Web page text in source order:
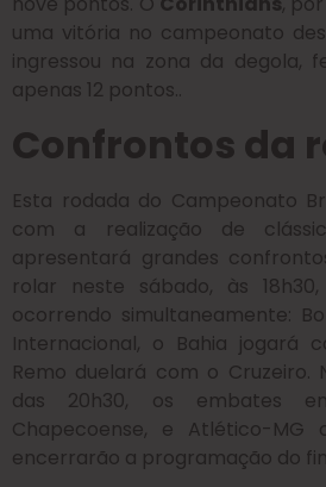
uma vitória no campeonato
ingressou na zona da degola,
apenas 12 pontos..
Confrontos da
Esta rodada do Campeonato
com a realização de
apresentará grandes
rolar neste sábado, às
ocorrendo simultaneamente:
Internacional, o Bahia jogará
Remo duelará com o Cruzeiro.
das 20h30, os embates
Chapecoense, e Atlético-MG
encerrarão a programação do